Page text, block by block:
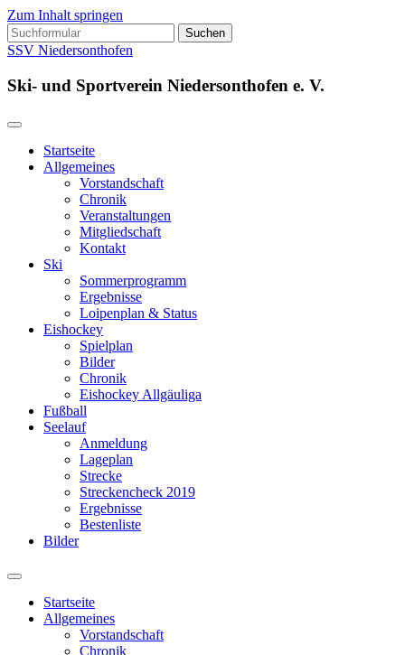
Zum Inhalt springen
Suchen
nach:
SSV Niedersonthofen
Ski- und Sportverein Niedersonthofen e. V.
Startseite
Allgemeines
Vorstandschaft
Chronik
Veranstaltungen
Mitgliedschaft
Kontakt
Ski
Sommerprogramm
Ergebnisse
Loipenplan & Status
Eishockey
Spielplan
Bilder
Chronik
Eishockey Allgäuliga
Fußball
Seelauf
Anmeldung
Lageplan
Strecke
Streckencheck 2019
Ergebnisse
Bestenliste
Bilder
Suchfeld
ein-/ausblenden
Startseite
Allgemeines
Vorstandschaft
Chronik